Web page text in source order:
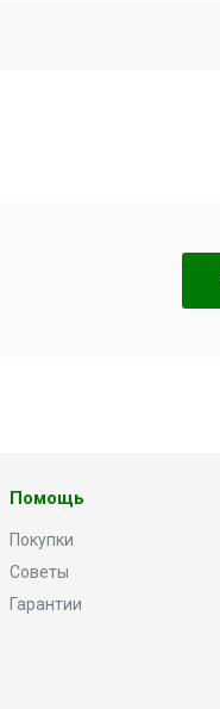
Помощь
Покупки
Советы
Гарантии